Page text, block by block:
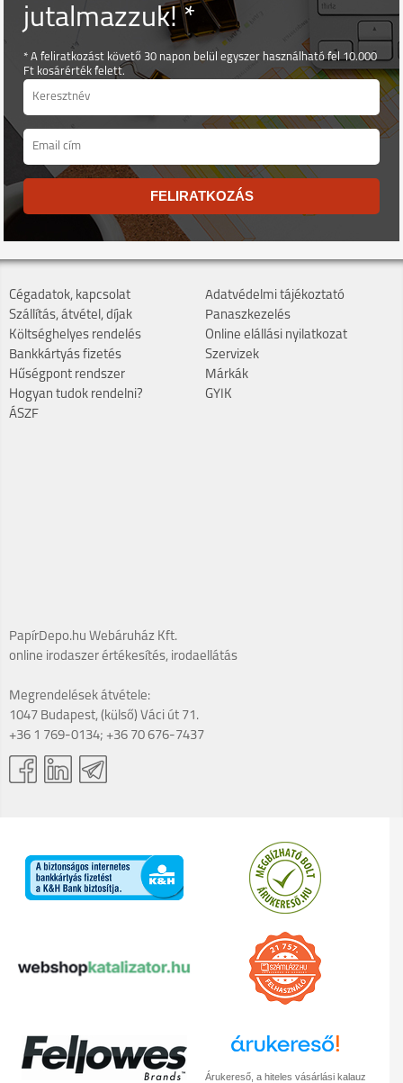
jutalmazzuk! *
* A feliratkozást követő 30 napon belül egyszer használható fel 10.000
Ft kosárérték felett.
FELIRATKOZÁS
Cégadatok, kapcsolat
Szállítás, átvétel, díjak
Költséghelyes rendelés
Bankkártyás fizetés
Hűségpont rendszer
Hogyan tudok rendelni?
ÁSZF
Adatvédelmi tájékoztató
Panaszkezelés
Online elállási nyilatkozat
Szervizek
Márkák
GYIK
PapírDepo.hu Webáruház Kft.
online irodaszer értékesítés, irodaellátás
Megrendelések átvétele:
1047 Budapest, (külső) Váci út 71.
+36 1 769-0134; +36 70 676-7437
Árukereső, a hiteles vásárlási kalauz